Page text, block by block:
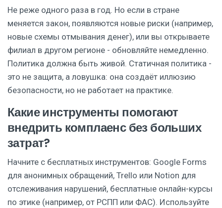
Не реже одного раза в год. Но если в стране
меняется закон, появляются новые риски (например,
новые схемы отмывания денег), или вы открываете
филиал в другом регионе - обновляйте немедленно.
Политика должна быть живой. Статичная политика -
это не защита, а ловушка: она создаёт иллюзию
безопасности, но не работает на практике.
Какие инструменты помогают
внедрить комплаенс без больших
затрат?
Начните с бесплатных инструментов: Google Forms
для анонимных обращений, Trello или Notion для
отслеживания нарушений, бесплатные онлайн-курсы
по этике (например, от РСПП или ФАС). Используйте